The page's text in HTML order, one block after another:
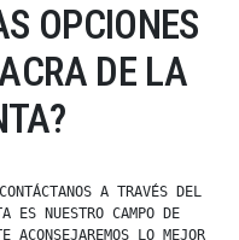
OPCIONES
DE LA
A TRAVÉS DEL
ES NUESTRO CAMPO DE
ACONSEJAREMOS LO MEJOR